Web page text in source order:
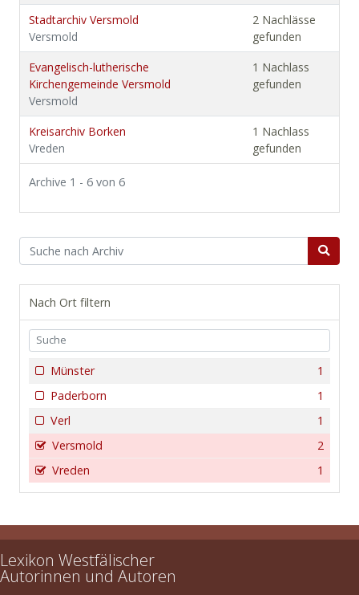
Stadtarchiv Versmold
Versmold
2 Nachlässe
gefunden
Evangelisch-lutherische
Kirchengemeinde Versmold
Versmold
1 Nachlass
gefunden
Kreisarchiv Borken
Vreden
1 Nachlass
gefunden
Archive 1 - 6 von 6
Nach Ort filtern
1
Münster
1
Paderborn
1
Verl
2
Versmold
1
Vreden
Lexikon Westfälischer
Autorinnen und Autoren